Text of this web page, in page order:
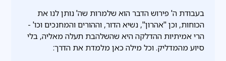
בעבודת ה' פירוש הדבר הוא שלמרות שה' נותן לנו את
הכוחות, וכן "אהרון", נשיא הדור, וההורים והמחנכים וכו' -
הרי אמיתיות ההדלקה היא שהשלהבת תעלה מאליה, בלי
סיוע מהמדליק. וכל מילה כאן מלמדת את הדרך: